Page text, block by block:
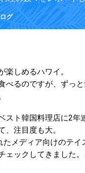
グ
しめるハワイ。
べるのですが、ずっ
スト韓国料理店に2
注目度も大。
メディア向けのテ
ェックしてきました